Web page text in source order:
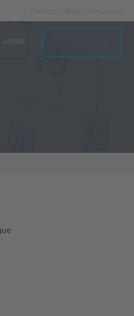
Partners
MORE TRY FOR FREE